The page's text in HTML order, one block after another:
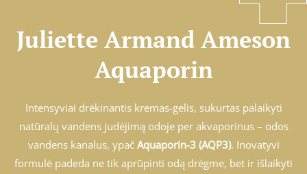
Juliette Armand Ameson
Aquaporin
Intensyviai drėkinantis kremas-gelis, sukurtas palaikyti
natūralų vandens judėjimą odoje per akvaporinus – odos
vandens kanalus, ypač Aquaporin-3 (AQP3). Inovatyvi
formulė padeda ne tik aprūpinti odą drėgme, bet ir išlaikyti